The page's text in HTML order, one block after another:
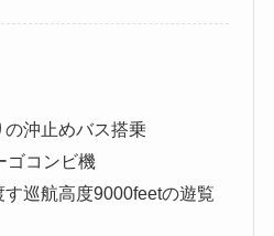
沖止めバス搭乗
ゴコンビ機
巡航高度9000feetの遊覧